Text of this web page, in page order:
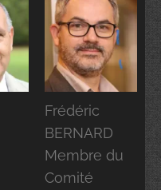
Frédéric
BERNARD
Membre du
Comité